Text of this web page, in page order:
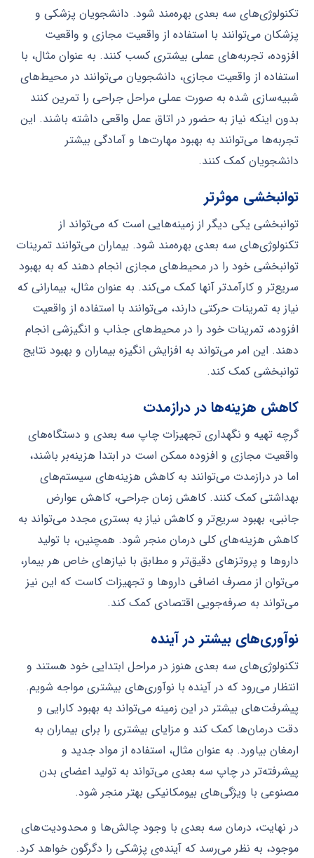
تکنولوژی‌های سه بعدی بهره‌مند شود. دانشجویان پزشکی و
پزشکان می‌توانند با استفاده از واقعیت مجازی و واقعیت
افزوده، تجربه‌های عملی بیشتری کسب کنند. به عنوان مثال، با
استفاده از واقعیت مجازی، دانشجویان می‌توانند در محیط‌های
شبیه‌سازی شده به صورت عملی مراحل جراحی را تمرین کنند
بدون اینکه نیاز به حضور در اتاق عمل واقعی داشته باشند. این
تجربه‌ها می‌توانند به بهبود مهارت‌ها و آمادگی بیشتر
دانشجویان کمک کنند.
توانبخشی موثرتر
توانبخشی یکی دیگر از زمینه‌هایی است که می‌تواند از
تکنولوژی‌های سه بعدی بهره‌مند شود. بیماران می‌توانند تمرینات
توانبخشی خود را در محیط‌های مجازی انجام دهند که به بهبود
سریع‌تر و کارآمدتر آنها کمک می‌کند. به عنوان مثال، بیمارانی که
نیاز به تمرینات حرکتی دارند، می‌توانند با استفاده از واقعیت
افزوده، تمرینات خود را در محیط‌های جذاب و انگیزشی انجام
دهند. این امر می‌تواند به افزایش انگیزه بیماران و بهبود نتایج
توانبخشی کمک کند.
کاهش هزینه‌ها در درازمدت
گرچه تهیه و نگهداری تجهیزات چاپ سه بعدی و دستگاه‌های
واقعیت مجازی و افزوده ممکن است در ابتدا هزینه‌بر باشند،
اما در درازمدت می‌توانند به کاهش هزینه‌های سیستم‌های
بهداشتی کمک کنند. کاهش زمان جراحی، کاهش عوارض
جانبی، بهبود سریع‌تر و کاهش نیاز به بستری مجدد می‌تواند به
کاهش هزینه‌های کلی درمان منجر شود. همچنین، با تولید
داروها و پروتزهای دقیق‌تر و مطابق با نیازهای خاص هر بیمار،
می‌توان از مصرف اضافی داروها و تجهیزات کاست که این نیز
می‌تواند به صرفه‌جویی اقتصادی کمک کند.
نوآوری‌های بیشتر در آینده
تکنولوژی‌های سه بعدی هنوز در مراحل ابتدایی خود هستند و
انتظار می‌رود که در آینده با نوآوری‌های بیشتری مواجه شویم.
پیشرفت‌های بیشتر در این زمینه می‌تواند به بهبود کارایی و
دقت درمان‌ها کمک کند و مزایای بیشتری را برای بیماران به
ارمغان بیاورد. به عنوان مثال، استفاده از مواد جدید و
پیشرفته‌تر در چاپ سه بعدی می‌تواند به تولید اعضای بدن
مصنوعی با ویژگی‌های بیومکانیکی بهتر منجر شود.
در نهایت، درمان سه بعدی با وجود چالش‌ها و محدودیت‌های
موجود، به نظر می‌رسد که آینده‌ی پزشکی را دگرگون خواهد کرد.